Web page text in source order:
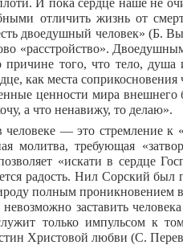
И пока сердце наше не
отличить жизнь от
двоедушный человек» (Б.
«расстройство».
того, что тело,
как места
ценности мира внешнего
а что ненавижу, то делаю».
— это стремление к
молитва, требующая
«искати в сердце
радость. Нил Сорский
полным проникновением
заставить
только импульсом к
Христовой любви (С.